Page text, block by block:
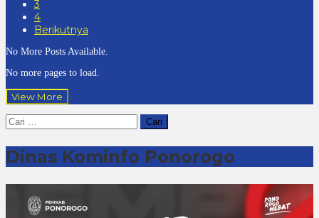
3
4
Berikutnya
No More Posts Available.
No more pages to load.
View More
Cari
untuk:
Dinas Kominfo Ponorogo